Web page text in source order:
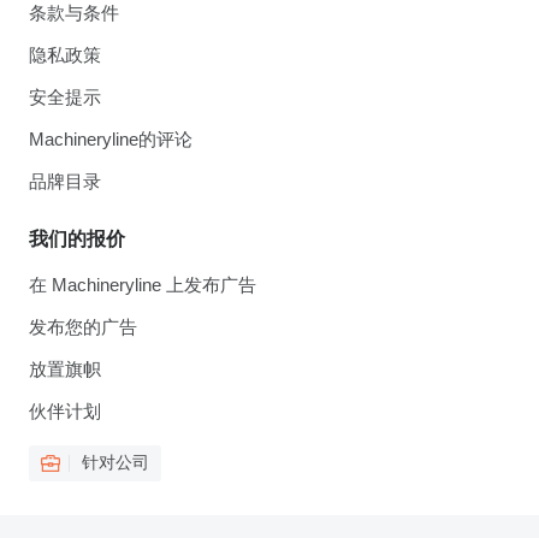
条款与条件
隐私政策
安全提示
Machineryline的评论
品牌目录
我们的报价
在 Machineryline 上发布广告
发布您的广告
放置旗帜
伙伴计划
针对公司